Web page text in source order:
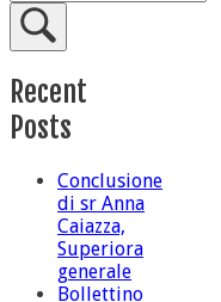
Recent
Posts
Conclusione
di sr Anna
Caiazza,
Superiora
generale
Bollettino